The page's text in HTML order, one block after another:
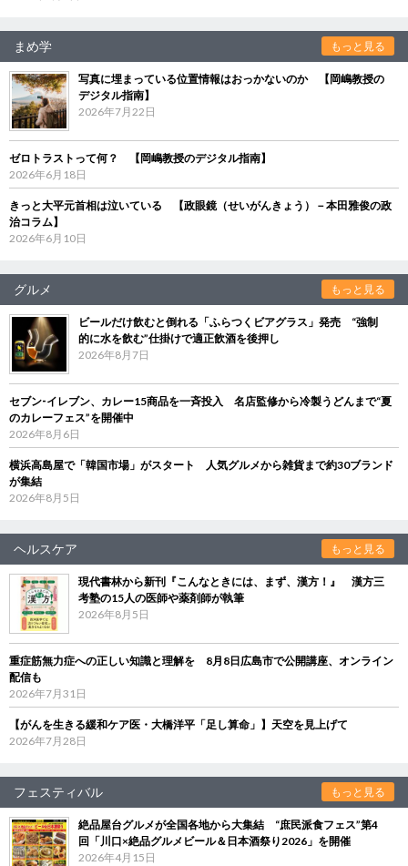
まめ学 もっと見る
写真に埋まっている位置情報はおっかないのか 【岡嶋教授の
デジタル指南】
2026年7月22日
ゼロトラストって何？ 【岡嶋教授のデジタル指南】
2026年6月18日
きっと大平元首相は泣いている 【政眼鏡（せいがんきょう）－本田雅俊の政
治コラム】
2026年6月10日
グルメ もっと見る
ビールだけ飲むと倒れる「ふらつくビアグラス」発売 “強制
的に水を飲む”仕掛けで適正飲酒を後押し
2026年8月7日
セブン‐イレブン、カレー15商品を一斉投入 名店監修から冷製うどんまで“夏
のカレーフェス”を開催中
2026年8月6日
横浜高島屋で「韓国市場」がスタート 人気グルメから雑貨まで約30ブランド
が集結
2026年8月5日
ヘルスケア もっと見る
現代書林から新刊『こんなときには、まず、漢方！』 漢方三
考塾の15人の医師や薬剤師が執筆
2026年8月5日
重症筋無力症への正しい知識と理解を 8月8日広島市で公開講座、オンライン
配信も
2026年7月31日
【がんを生きる緩和ケア医・大橋洋平「足し算命」】天空を見上げて
2026年7月28日
フェスティバル もっと見る
絶品屋台グルメが全国各地から大集結 “庶民派食フェス”第4
回「川口×絶品グルメビール＆日本酒祭り2026」を開催
2026年4月15日